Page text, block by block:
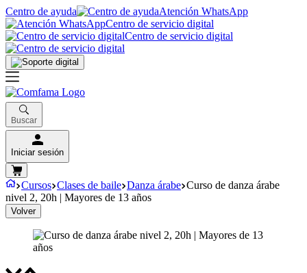
Centro de ayuda
Atención WhatsApp
Centro de servicio digital
Centro de servicio digital
Buscar
Iniciar sesión
Cursos Clases de baile Danza árabe Curso de danza árabe
nivel 2, 20h | Mayores de 13 años
Volver